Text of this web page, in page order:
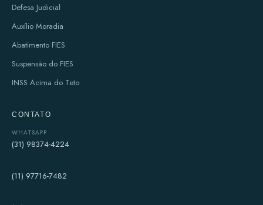
Defesa Judicial
Auxílio Moradia
Abatimento FIES
Suspensão do FIES
INSS Acima do Teto
CONTATO
WHATSAPP
(31) 98374-4224
(11) 97716-7482